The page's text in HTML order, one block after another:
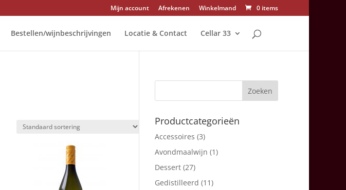
Mijn account Afrekenen Winkelmand 0 items
Bestellen/wijnbeschrijvingen Locatie & Contact Cellar 33
Productcategorieën
Accessoires (3)
Avondmaalwijn (1)
Dessert (27)
Gedistilleerd (11)